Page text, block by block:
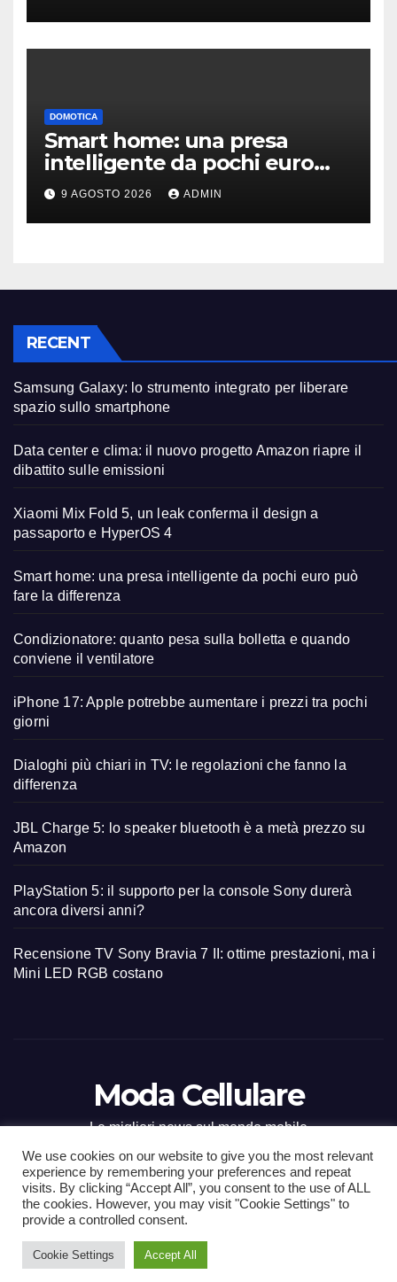
DOMOTICA
Smart home: una presa
intelligente da pochi euro
può fare la differenza
9 AGOSTO 2026 ADMIN
RECENT
Samsung Galaxy: lo strumento integrato per liberare
spazio sullo smartphone
Data center e clima: il nuovo progetto Amazon riapre il
dibattito sulle emissioni
Xiaomi Mix Fold 5, un leak conferma il design a
passaporto e HyperOS 4
Smart home: una presa intelligente da pochi euro può
fare la differenza
Condizionatore: quanto pesa sulla bolletta e quando
conviene il ventilatore
iPhone 17: Apple potrebbe aumentare i prezzi tra pochi
giorni
Dialoghi più chiari in TV: le regolazioni che fanno la
differenza
JBL Charge 5: lo speaker bluetooth è a metà prezzo su
Amazon
PlayStation 5: il supporto per la console Sony durerà
ancora diversi anni?
Recensione TV Sony Bravia 7 II: ottime prestazioni, ma i
Mini LED RGB costano
Moda Cellulare
Le migliori news sul mondo mobile
Proudly powered by WordPress| Tema: Newsup diThemeansar
Home ContactCONTATTI
We use cookies on our website to give you the most relevant
experience by remembering your preferences and repeat
visits. By clicking “Accept All”, you consent to the use of ALL
the cookies. However, you may visit "Cookie Settings" to
provide a controlled consent.
Cookie Settings Accept All